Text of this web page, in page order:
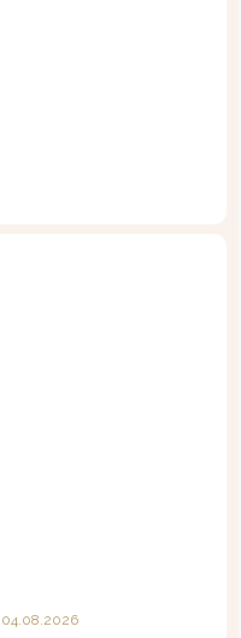
04.08.2026